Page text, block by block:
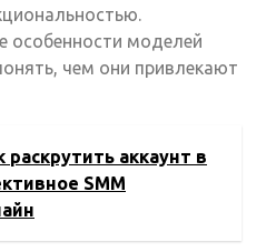
особенности моделей
чем они привлекают
раскрутить аккаунт в
SMM